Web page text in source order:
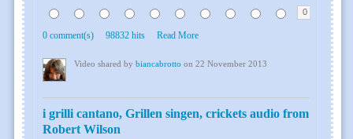
0
0 comment(s) 98832 hits Read More
Video shared by biancabrotto on 22 November 2013
i grilli cantano, Grillen singen, crickets audio from
Robert Wilson